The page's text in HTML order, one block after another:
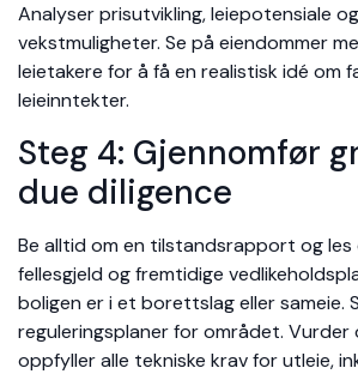
Analyser prisutvikling, leiepotensiale
vekstmuligheter. Se på eiendommer
leietakere for å få en realistisk idé om
leieinntekter.
Steg 4: Gjennomfør
due diligence
Be alltid om en tilstandsrapport og les
fellesgjeld og fremtidige
boligen er i et borettslag eller sameie.
reguleringsplaner for området. Vurder
oppfyller alle tekniske krav for utleie,